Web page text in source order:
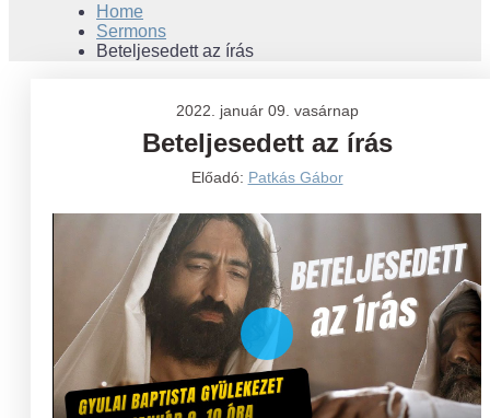
Home
Sermons
Beteljesedett az írás
2022. január 09. vasárnap
Beteljesedett az írás
Előadó: Patkás Gábor
Play